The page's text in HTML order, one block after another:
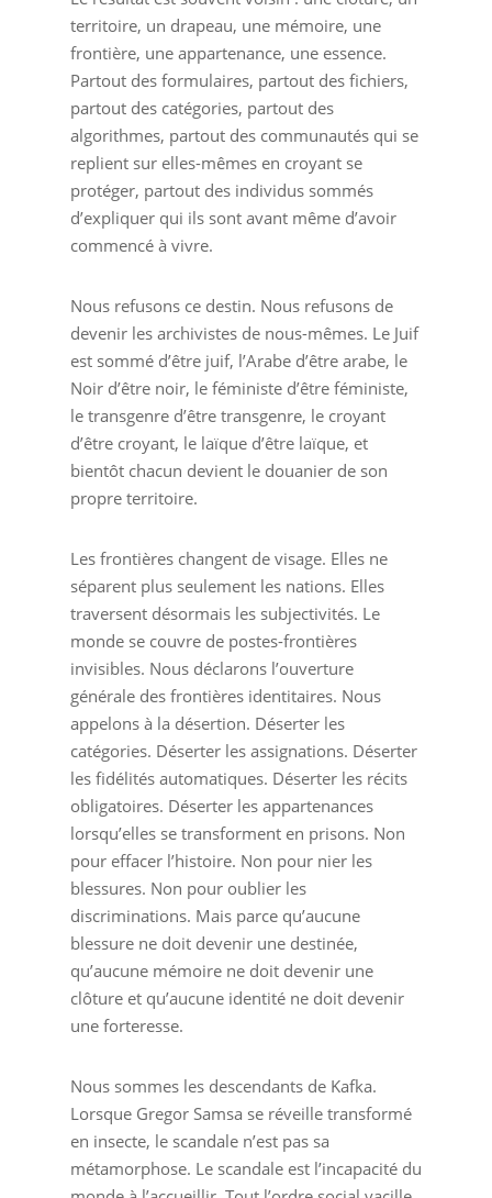
territoire, un drapeau, une mémoire, une
frontière, une appartenance, une essence.
Partout des formulaires, partout des fichiers,
partout des catégories, partout des
algorithmes, partout des communautés qui se
replient sur elles-mêmes en croyant se
protéger, partout des individus sommés
d’expliquer qui ils sont avant même d’avoir
commencé à vivre.
Nous refusons ce destin. Nous refusons de
devenir les archivistes de nous-mêmes. Le Juif
est sommé d’être juif, l’Arabe d’être arabe, le
Noir d’être noir, le féministe d’être féministe,
le transgenre d’être transgenre, le croyant
d’être croyant, le laïque d’être laïque, et
bientôt chacun devient le douanier de son
propre territoire.
Les frontières changent de visage. Elles ne
séparent plus seulement les nations. Elles
traversent désormais les subjectivités. Le
monde se couvre de postes-frontières
invisibles. Nous déclarons l’ouverture
générale des frontières identitaires. Nous
appelons à la désertion. Déserter les
catégories. Déserter les assignations. Déserter
les fidélités automatiques. Déserter les récits
obligatoires. Déserter les appartenances
lorsqu’elles se transforment en prisons. Non
pour effacer l’histoire. Non pour nier les
blessures. Non pour oublier les
discriminations. Mais parce qu’aucune
blessure ne doit devenir une destinée,
qu’aucune mémoire ne doit devenir une
clôture et qu’aucune identité ne doit devenir
une forteresse.
Nous sommes les descendants de Kafka.
Lorsque Gregor Samsa se réveille transformé
en insecte, le scandale n’est pas sa
métamorphose. Le scandale est l’incapacité du